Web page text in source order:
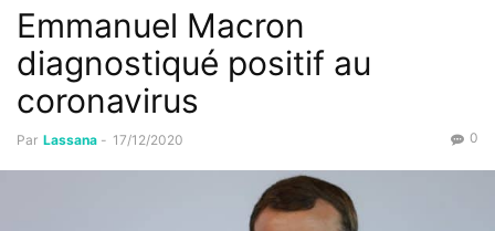
Emmanuel Macron
diagnostiqué positif au
coronavirus
Par Lassana - 17/12/2020 0